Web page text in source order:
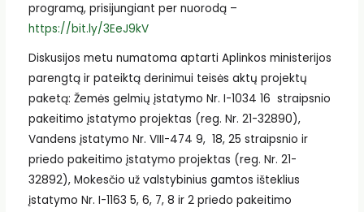
programą, prisijungiant per nuorodą –
https://bit.ly/3EeJ9kV
Diskusijos metu numatoma aptarti Aplinkos ministerijos
parengtą ir pateiktą derinimui teisės aktų projektų
paketą: Žemės gelmių įstatymo Nr. I-1034 16 straipsnio
pakeitimo įstatymo projektas (reg. Nr. 21-32890),
Vandens įstatymo Nr. VIII-474 9, 18, 25 straipsnio ir
priedo pakeitimo įstatymo projektas (reg. Nr. 21-
32892), Mokesčio už valstybinius gamtos išteklius
įstatymo Nr. I-1163 5, 6, 7, 8 ir 2 priedo pakeitimo